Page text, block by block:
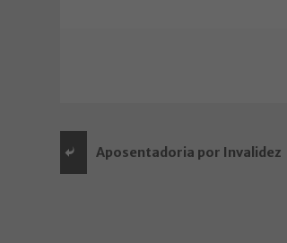
Aposentadoria por Invalidez